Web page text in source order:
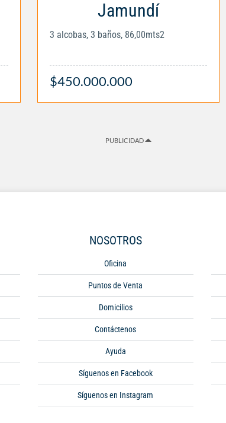
Jamundí
3 alcobas, 3 baños, 86,00mts2
$450.000.000
PUBLICIDAD
NOSOTROS
Oficina
Puntos de Venta
Domicilios
Contáctenos
Ayuda
Síguenos en Facebook
Síguenos en Instagram